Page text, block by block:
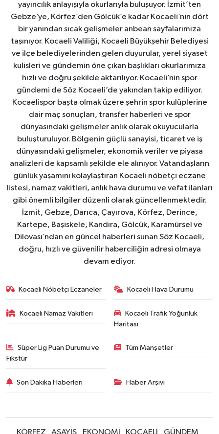
yayıncılık anlayışıyla okurlarıyla buluşuyor. İzmit’ten
Gebze’ye, Körfez’den Gölcük’e kadar Kocaeli’nin dört
bir yanından sıcak gelişmeler anbean sayfalarımıza
taşınıyor. Kocaeli Valiliği, Kocaeli Büyükşehir Belediyesi
ve ilçe belediyelerinden gelen duyurular, yerel siyaset
kulisleri ve gündemin öne çıkan başlıkları okurlarımıza
hızlı ve doğru şekilde aktarılıyor. Kocaeli’nin spor
gündemi de Söz Kocaeli’de yakından takip ediliyor.
Kocaelispor başta olmak üzere şehrin spor kulüplerine
dair maç sonuçları, transfer haberleri ve spor
dünyasındaki gelişmeler anlık olarak okuyucularla
buluşturuluyor. Bölgenin güçlü sanayisi, ticaret ve iş
dünyasındaki gelişmeler, ekonomik veriler ve piyasa
analizleri de kapsamlı şekilde ele alınıyor. Vatandaşların
günlük yaşamını kolaylaştıran Kocaeli nöbetçi eczane
listesi, namaz vakitleri, anlık hava durumu ve vefat ilanları
gibi önemli bilgiler düzenli olarak güncellenmektedir.
İzmit, Gebze, Darıca, Çayırova, Körfez, Derince,
Kartepe, Başiskele, Kandıra, Gölcük, Karamürsel ve
Dilovası’ndan en güncel haberleri sunan Söz Kocaeli,
doğru, hızlı ve güvenilir haberciliğin adresi olmaya
devam ediyor.
Kocaeli Nöbetçi Eczaneler Kocaeli Hava Durumu
Kocaeli Namaz Vakitleri
Kocaeli Trafik Yoğunluk
Haritası
Süper Lig Puan Durumu ve
Fikstür
Tüm Manşetler
Son Dakika Haberleri Haber Arşivi
KÖRFEZ ASAYİŞ EKONOMİ KOCAELİ GÜNDEM